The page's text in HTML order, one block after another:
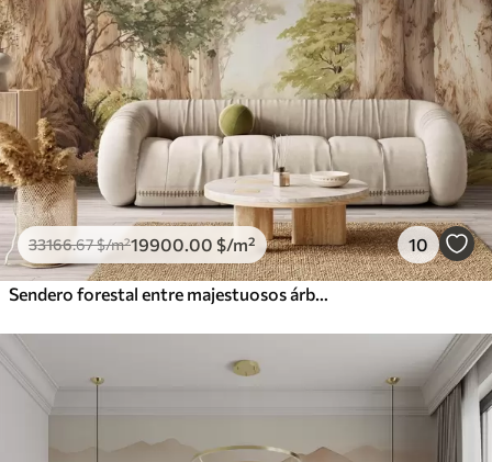
33166.67$/m²19900 .00 $/m² 10